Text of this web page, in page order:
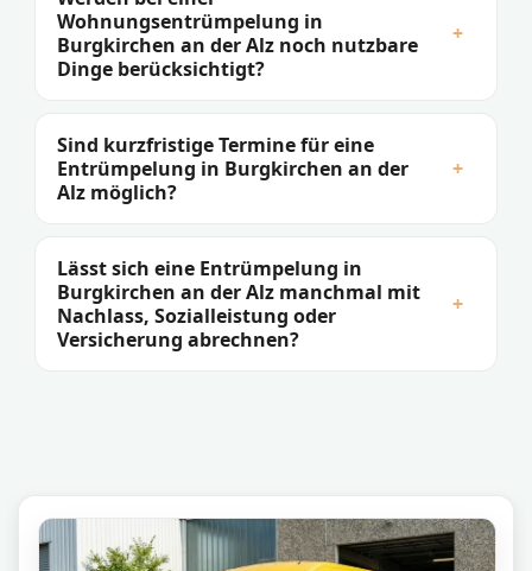
Wohnungsentrümpelung in
Burgkirchen an der Alz noch nutzbare
Dinge berücksichtigt?
+
Sind kurzfristige Termine für eine
Entrümpelung in Burgkirchen an der
Alz möglich?
+
Lässt sich eine Entrümpelung in
Burgkirchen an der Alz manchmal mit
Nachlass, Sozialleistung oder
Versicherung abrechnen?
+